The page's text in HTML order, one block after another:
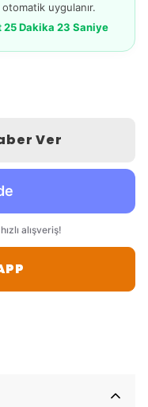
uygulanır.
25 Dakika 23 Saniye
Ver